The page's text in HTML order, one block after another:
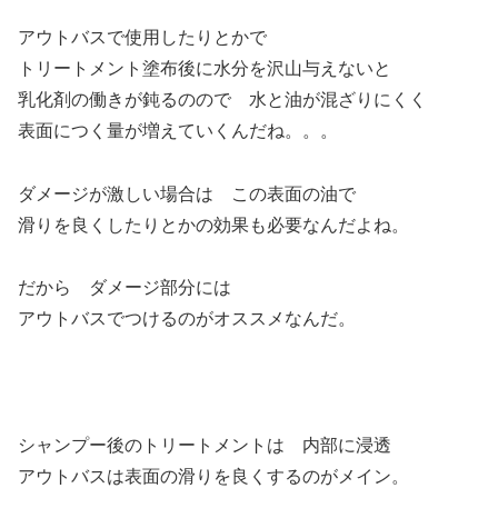
アウトバスで使用したりとかで
トリートメント塗布後に水分を沢山与えないと
乳化剤の働きが鈍るのので 水と油が混ざりにくく
表面につく量が増えていくんだね。。。
ダメージが激しい場合は この表面の油で
滑りを良くしたりとかの効果も必要なんだよね。
だから ダメージ部分には
アウトバスでつけるのがオススメなんだ。
シャンプー後のトリートメントは 内部に浸透
アウトバスは表面の滑りを良くするのがメイン。